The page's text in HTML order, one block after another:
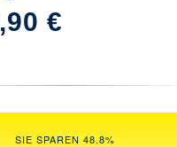
€
SIE SPAREN 48.8%